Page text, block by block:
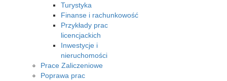
Turystyka
Finanse i rachunkowość
Przykłady prac
licencjackich
Inwestycje i
nieruchomości
Prace Zaliczeniowe
Poprawa prac